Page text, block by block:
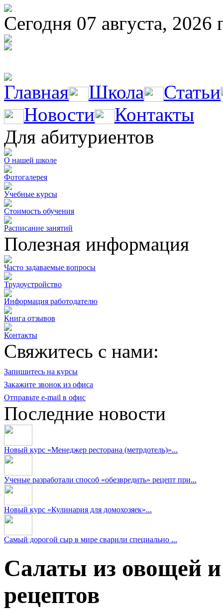
Сегодня 07 августа,
Главная Школа
Статьи
Новости
Контакты
Для абитуриентов
О нашей школе
Фотогалерея
Учебные курсы
Стоимость обучения
Расписание занятий
Полезная информация
Часто задаваемые вопросы
Трудоустройство
Информация работодателю
Книга отзывов
Контакты
Свяжитесь с нами:
Запишитесь на курсы
Закажите звонок из офиса
Отправьте e-mail в офис
Последние новости
Новый курс «Менеджер ресторана (метрдотель)»...
Ученые разработали способ «обезвредить» рецепт при...
Новый курс «Кулинария для домохозяек»...
Самый дорогой сыр в мире сварили специально ...
Салаты из овощей
рецептов